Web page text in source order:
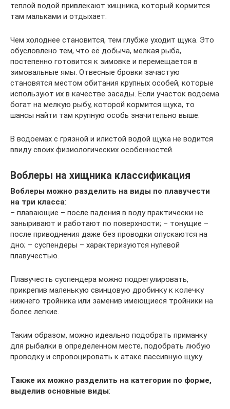
теплой водой привлекают хищника, который кормится
там мальками и отдыхает.
Чем холоднее становится, тем глубже уходит щука. Это
обусловлено тем, что её добыча, мелкая рыба,
постепенно готовится к зимовке и перемещается в
зимовальные ямы. Отвесные бровки зачастую
становятся местом обитания крупных особей, которые
используют их в качестве засады. Если участок водоема
богат на мелкую рыбу, которой кормится щука, то
шансы найти там крупную особь значительно выше.
В водоемах с грязной и илистой водой щука не водится
ввиду своих физиологических особенностей.
Воблеры на хищника классификация
Воблеры можно разделить на виды по плавучести
на три класса:
– плавающие – после падения в воду практически не
заныривают и работают по поверхности; – тонущие –
после приводнения даже без проводки опускаются на
дно; – суспендеры – характеризуются нулевой
плавучестью.
Плавучесть суспендера можно подрегулировать,
прикрепив маленькую свинцовую дробинку к колечку
нижнего тройника или заменив имеющиеся тройники на
более легкие.
Таким образом, можно идеально подобрать приманку
для рыбалки в определенном месте, подобрать любую
проводку и спровоцировать к атаке пассивную щуку.
Также их можно разделить на категории по форме,
выделив основные виды: